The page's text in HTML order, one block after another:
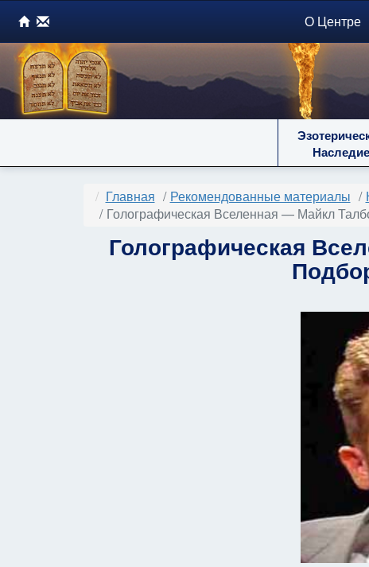
О Центре
Наследие
Главная Рекомендованные материалы
Голографическая Вселенная — Майкл
Голографическая